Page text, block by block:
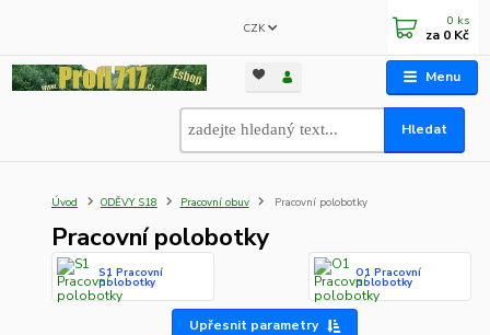
Menu
CZK
Hledat
0 ks
za 0 Kč
Úvod ODĚVY S18 Pracovní obuv Pracovní polobotky
Pracovní polobotky
S1 Pracovní
polobotky
O1 Pracovní
polobotky
Upřesnit parametry